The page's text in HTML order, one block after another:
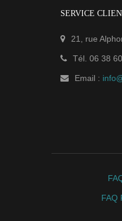
SERVICE
21, rue
Tél. 06 38
Email :
FAQ